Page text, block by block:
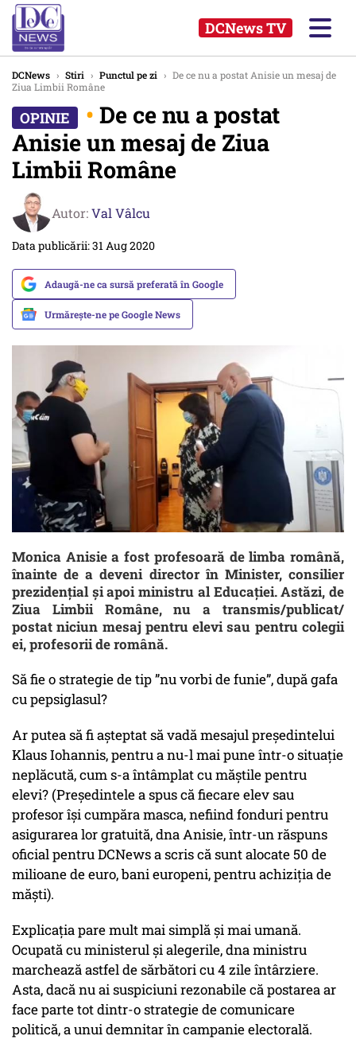
DCNews TV
DCNews › Stiri › Punctul pe zi › De ce nu a postat Anisie un mesaj de
Ziua Limbii Române
• De ce nu a postat
Anisie un mesaj de Ziua
Limbii Române
Autor:Val Vâlcu
Data publicării: 31 Aug 2020
Adaugă-ne ca sursă preferată în Google
Urmărește-ne pe Google News
Monica Anisie a fost profesoară de limba română,
înainte de a deveni director în Minister, consilier
prezidențial și apoi ministru al Educației. Astăzi, de
Ziua Limbii Române, nu a transmis/publicat/
postat niciun mesaj pentru elevi sau pentru colegii
ei, profesorii de română.
Să fie o strategie de tip ”nu vorbi de funie”, după gafa
cu pepsiglasul?
Ar putea să fi așteptat să vadă mesajul președintelui
Klaus Iohannis, pentru a nu-l mai pune într-o situație
neplăcută, cum s-a întâmplat cu măștile pentru
elevi? (Președintele a spus că fiecare elev sau
profesor își cumpăra masca, nefiind fonduri pentru
asigurarea lor gratuită, dna Anisie, într-un răspuns
oficial pentru DCNews a scris că sunt alocate 50 de
milioane de euro, bani europeni, pentru achiziția de
măști).
Explicația pare mult mai simplă și mai umană.
Ocupată cu ministerul și alegerile, dna ministru
marchează astfel de sărbători cu 4 zile întârziere.
Asta, dacă nu ai suspiciuni rezonabile că postarea ar
face parte tot dintr-o strategie de comunicare
politică, a unui demnitar în campanie electorală.